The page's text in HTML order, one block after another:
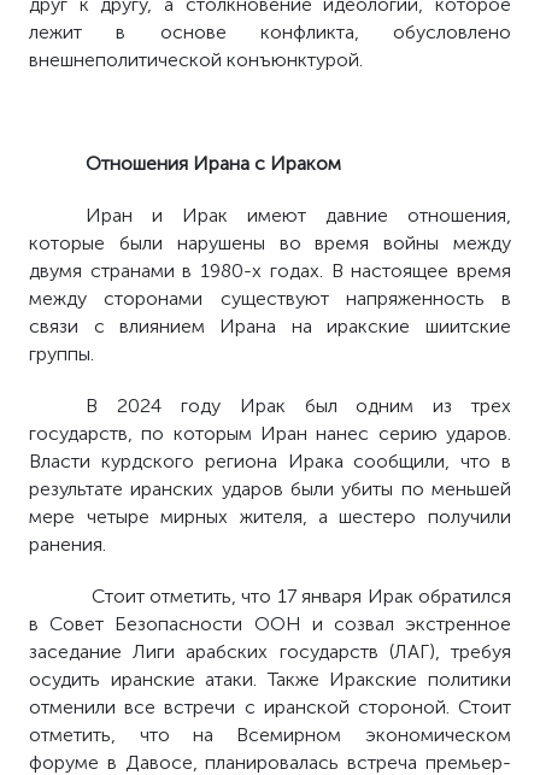
лежит в основе конфликта, обусловлено
внешнеполитической конъюнктурой.
Отношения Ирана с Ираком
Иран и Ирак имеют давние отношения,
которые были нарушены во время войны между
двумя странами в 1980-х годах. В настоящее время
между сторонами существуют напряженность в
связи с влиянием Ирана на иракские шиитские
группы.
В 2024 году Ирак был одним из трех
государств, по которым Иран нанес серию ударов.
Власти курдского региона Ирака сообщили, что в
результате иранских ударов были убиты по меньшей
мере четыре мирных жителя, а шестеро получили
ранения.
Стоит отметить, что 17 января Ирак обратился
в Совет Безопасности ООН и созвал экстренное
заседание Лиги арабских государств (ЛАГ), требуя
осудить иранские атаки. Также Иракские политики
отменили все встречи с иранской стороной. Стоит
отметить, что на Всемирном экономическом
форуме в Давосе, планировалась встреча премьер-